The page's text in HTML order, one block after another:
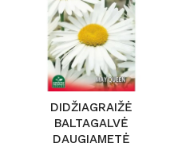
DIDŽIAGRAIŽĖ
BALTAGALVĖ
DAUGIAMETĖ